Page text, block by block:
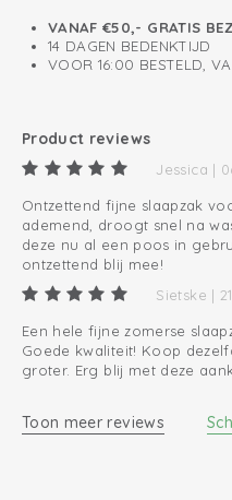
VANAF €50,- GRATIS
14 DAGEN BEDENKTIJD
VOOR 16:00 BESTELD,
Product reviews
Jessica |
Ontzettend fijne slaapzak
ademend, droogt snel na
deze nu al een poos in
ontzettend blij mee!
Sietske |
Een hele fijne zomerse
Goede kwaliteit! Koop
groter. Erg blij met deze
Toon meer reviews